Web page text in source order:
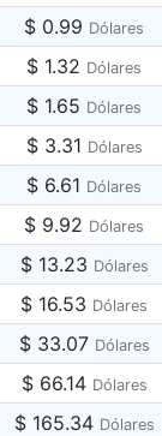
$ 0.99 Dólares
$ 1.32 Dólares
$ 1.65 Dólares
$ 3.31 Dólares
$ 6.61 Dólares
$ 9.92 Dólares
$ 13.23 Dólares
$ 16.53 Dólares
$ 33.07 Dólares
$ 66.14 Dólares
$ 165.34 Dólares